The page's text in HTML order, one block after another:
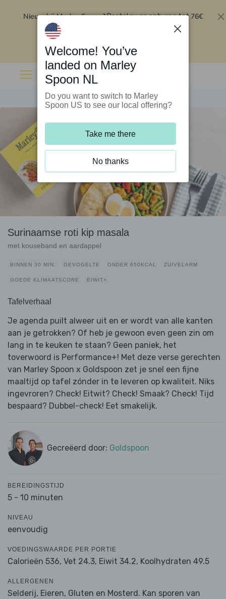
Nieuw bij Marley Spoon?Bestel nu en ontvang tot 76€
Surinaamse roti kip masala
met kouseband en aardappel
BINNEN 30 MIN. GEVOGELTE ONDER 650KCAL ZUIVELARM
GOEDE KLIMAATSCORE EIWIT+
Tafelverhaal
Je agenda puilt alweer uit en er wordt van alle kanten
aan je getrokken? Of heb je gewoon even geen zin om
lang in te keuken te staan? Geen paniek, het
toverwoord is Performance+! Met deze verse gerechten
van Marley Spoon x Goldspoon zet je snel een fijne
maaltijd op tafel zónder in te leveren op kwaliteit. Niks
ingevroren? Check! Eitwit? Check! Smaak? Check! Tijd
bespaard? Dubbel-check! Eet smakelijk.
Gecreëerd door: Goldspoon
BEREIDINGSTIJD
5 - 10 minuten
NIVEAU
eenvoudig
VOEDINGSWAARDE PER PORTIE
Calorieën 536, Vet 24.3, Eiwit 34.2, Koolhydraten 49.5
ALLERGENEN
Selderij, Eieren, Gluten en Mosterd. Kan sporen van
Welcome! You’ve
landed on Marley
Spoon NL
Do you want to switch to Marley
Spoon US to see our local offering?
Take me there
No thanks